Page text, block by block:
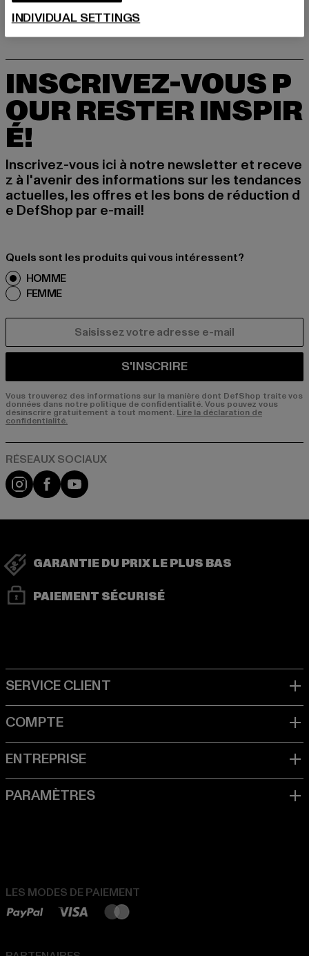
INSCRIVEZ-VOUS P
OUR RESTER INSPIR
É!
Inscrivez-vous ici à notre newsletter et receve
z à l'avenir des informations sur les tendances
actuelles, les offres et les bons de réduction d
e DefShop par e-mail!
Quels sont les produits qui vous intéressent?
HOMME
FEMME
S'INSCRIRE
Vous trouverez des informations sur la manière dont DefShop traite vos
données dans notre politique de confidentialité. Vous pouvez vous
désinscrire gratuitement à tout moment. Lire la déclaration de
confidentialité.
Visit our Instagram page:
Visit our Facebook page:
Visit our YouTube channel:
GARANTIE DU PRIX LE PLUS BAS
PAIEMENT SÉCURISÉ
LES MODES DE PAIEMENT
INDIVIDUAL SETTINGS